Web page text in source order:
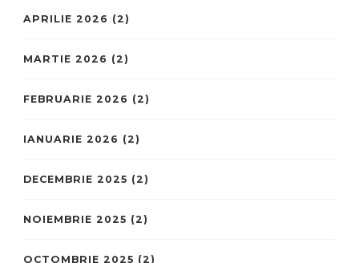
APRILIE 2026 (2)
MARTIE 2026 (2)
FEBRUARIE 2026 (2)
IANUARIE 2026 (2)
DECEMBRIE 2025 (2)
NOIEMBRIE 2025 (2)
OCTOMBRIE 2025 (2)